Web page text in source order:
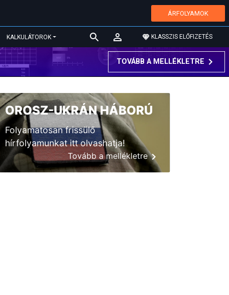
ÁRFOLYAMOK
KALKULÁTOROK KLASSZIS ELŐFIZETÉS
TOVÁBB A MELLÉKLETRE
OROSZ-UKRÁN HÁBORÚ
Folyamatosan frissülő
hírfolyamunkat itt olvashatja!
Tovább a mellékletre